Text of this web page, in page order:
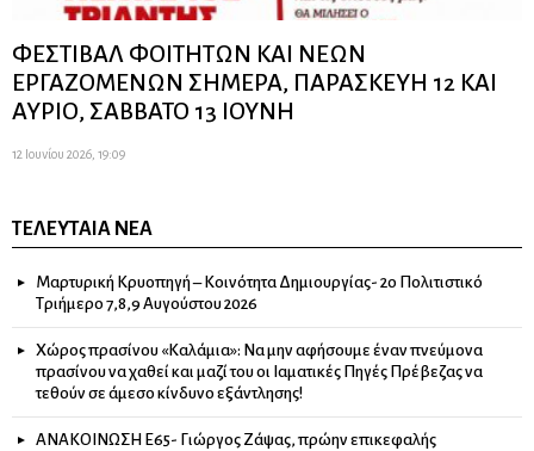
ΦΕΣΤΙΒΑΛ ΦΟΙΤΗΤΩΝ ΚΑΙ ΝΕΩΝ
ΕΡΓΑΖΟΜΕΝΩΝ ΣΗΜΕΡΑ, ΠΑΡΑΣΚΕΥΗ 12 ΚΑΙ
ΑΥΡΙΟ, ΣΑΒΒΑΤΟ 13 ΙΟΥΝΗ
12 Ιουνίου 2026, 19:09
ΤΕΛΕΥΤΑΊΑ ΝΈΑ
Μαρτυρική Κρυοπηγή – Κοινότητα Δημιουργίας- 2ο Πολιτιστικό
Τριήμερο 7,8,9 Αυγούστου 2026
Χώρος πρασίνου «Καλάμια»: Να μην αφήσουμε έναν πνεύμονα
πρασίνου να χαθεί και μαζί του οι Ιαματικές Πηγές Πρέβεζας να
τεθούν σε άμεσο κίνδυνο εξάντλησης!
ΑΝΑΚΟΙΝΩΣΗ Ε65- Γιώργος Ζάψας, πρώην επικεφαλής